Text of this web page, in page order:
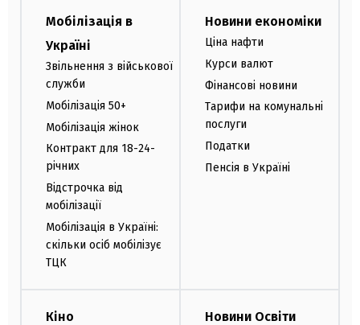
Мобілізація в
Україні
Звільнення з військової
служби
Мобілізація 50+
Мобілізація жінок
Контракт для 18-24-
річних
Відстрочка від
мобілізації
Мобілізація в Україні:
скільки осіб мобілізує
ТЦК
Новини економіки
Ціна нафти
Курси валют
Фінансові новини
Тарифи на комунальні
послуги
Податки
Пенсія в Україні
Кіно Новини Освіти